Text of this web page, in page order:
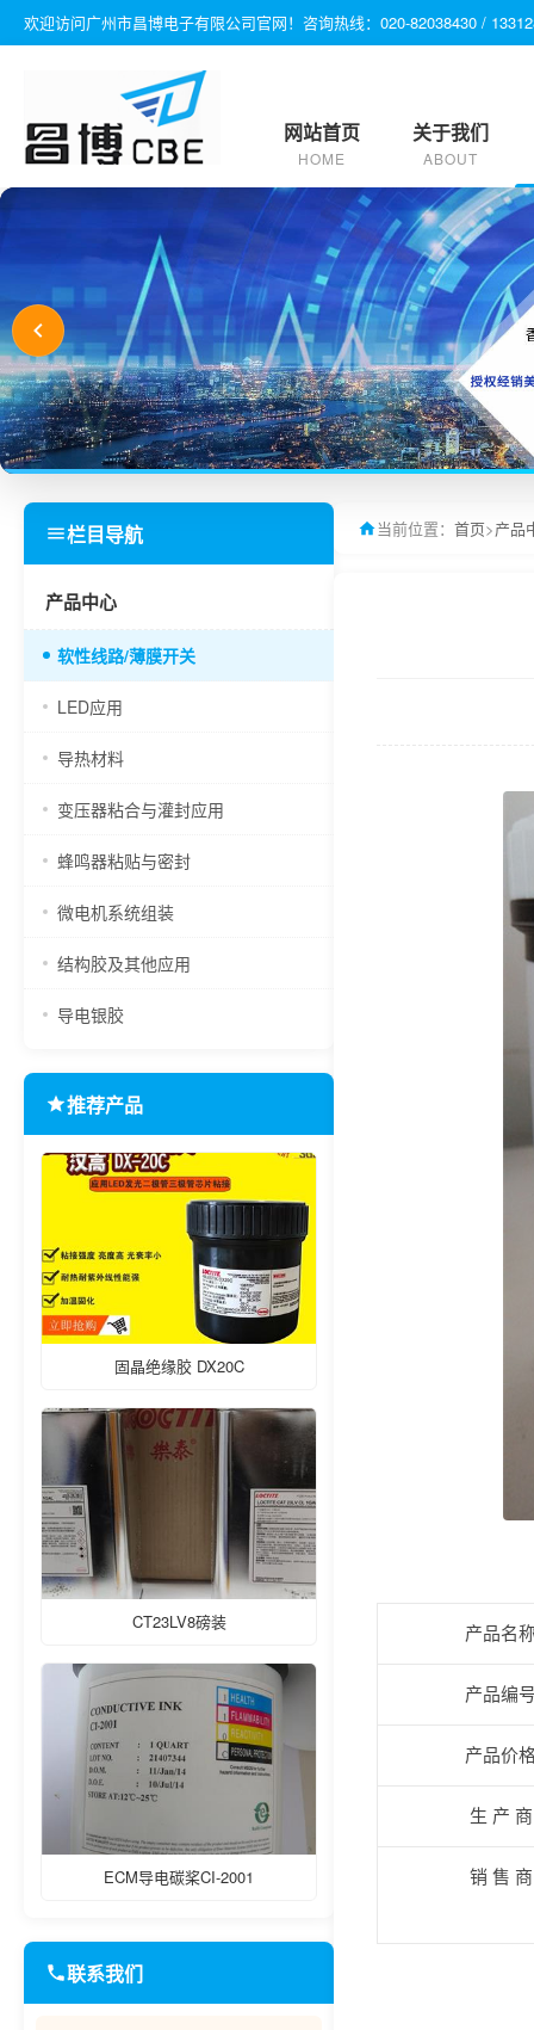
欢迎访问广州市昌博电子有限公司官网！咨询热线：020-82038430 /
网站首页
HOME
关于我们
ABOUT
栏目导航
产品中心
软性线路/薄膜开关
LED应用
导热材料
变压器粘合与灌封应用
蜂鸣器粘贴与密封
微电机系统组装
结构胶及其他应用
导电银胶
推荐产品
固晶绝缘胶 DX20C
CT23LV8磅装
ECM导电碳桨CI-2001
联系我们
当前位置： 首页>产品
产品名
产品编
产品价
生 产
销 售